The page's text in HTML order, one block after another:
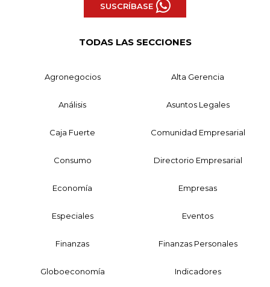
SUSCRÍBASE
TODAS LAS SECCIONES
Agronegocios Alta Gerencia
Análisis Asuntos Legales
Caja Fuerte Comunidad Empresarial
Consumo Directorio Empresarial
Economía Empresas
Especiales Eventos
Finanzas Finanzas Personales
Globoeconomía Indicadores